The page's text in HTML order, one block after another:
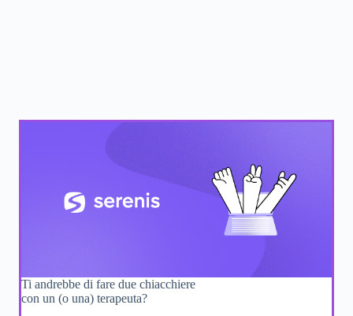
Ti andrebbe di fare due chiacchiere
con un (o una) terapeuta?